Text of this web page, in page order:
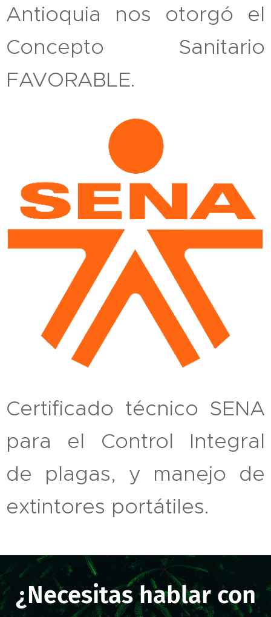
Antioquia nos otorgó el
Concepto Sanitario
FAVORABLE.
Certificado técnico SENA
para el Control Integral
de plagas, y manejo de
extintores portátiles.
¿Necesitas hablar con